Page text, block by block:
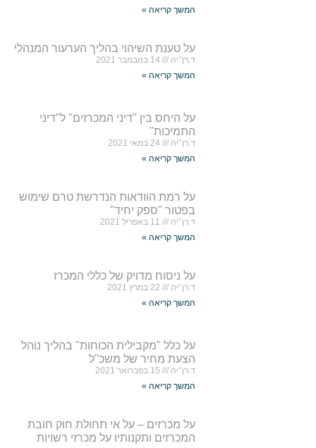
המשך קריאה »
על טענת השיהוי בהליך הערעור המנהלי
ד.רן־יה
14 בנובמבר 2021
המשך קריאה »
על היחס בין "דיני המכרזים" ל"דיני
התמיכות"
ד.רן־יה
24 במאי 2021
המשך קריאה »
על רמת הוודאות הנדרשת טרם שימוש
בפטור "ספק יחיד"
ד.רן־יה
11 באפריל 2021
המשך קריאה »
על ניסוח מדויק של כללי המכרז
ד.רן־יה
22 במרץ 2021
המשך קריאה »
על כלל "מקבילית הכוחות" בהליך נוהל
הצעת מחיר של משכ"ל
ד.רן־יה
15 בפברואר 2021
המשך קריאה »
על מכרזים – על אי תחולת חוק חובת
המכרזים ותקנותיו על מכרזי רשויות